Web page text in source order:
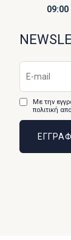
09:00
Με την
πολιτική